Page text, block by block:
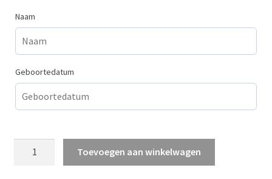
Naam
Geboortedatum
Toevoegen aan winkelwagen